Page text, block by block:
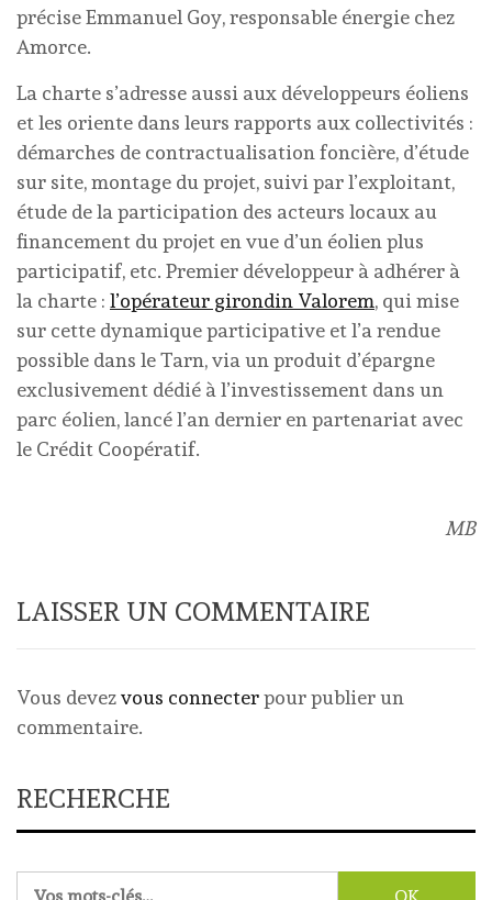
précise Emmanuel Goy, responsable énergie chez
Amorce.
La charte s’adresse aussi aux développeurs éoliens
et les oriente dans leurs rapports aux collectivités :
démarches de contractualisation foncière, d’étude
sur site, montage du projet, suivi par l’exploitant,
étude de la participation des acteurs locaux au
financement du projet en vue d’un éolien plus
participatif, etc. Premier développeur à adhérer à
la charte : l’opérateur girondin Valorem, qui mise
sur cette dynamique participative et l’a rendue
possible dans le Tarn, via un produit d’épargne
exclusivement dédié à l’investissement dans un
parc éolien, lancé l’an dernier en partenariat avec
le Crédit Coopératif.
MB
LAISSER UN COMMENTAIRE
Vous devezvous connecterpour publier un
commentaire.
RECHERCHE